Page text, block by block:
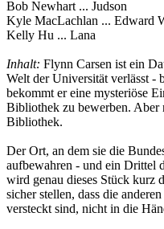
Bob Newhart ... Judson
Kyle MacLachlan ... Edward
Kelly Hu ... Lana
Inhalt: Flynn Carsen ist ein
Welt der Universität verlässt -
bekommt er eine mysteriöse
Bibliothek zu bewerben.
Bibliothek.
Der Ort, an dem sie die
aufbewahren - und ein Drittel
wird genau dieses Stück kurz
sicher stellen, dass die
versteckt sind, nicht in die